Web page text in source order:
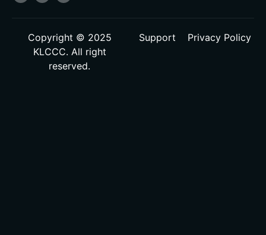
Copyright © 2025
KLCCC. All right
reserved.
Support Privacy Policy